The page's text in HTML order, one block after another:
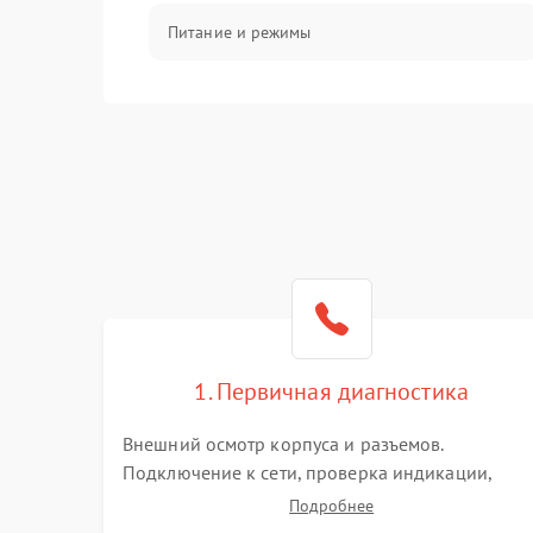
Питание и режимы
1. Первичная диагностика
Внешний осмотр корпуса и разъемов.
Подключение к сети, проверка индикации,
звуковых сигналов и кодов ошибок. Измерение
Подробнее